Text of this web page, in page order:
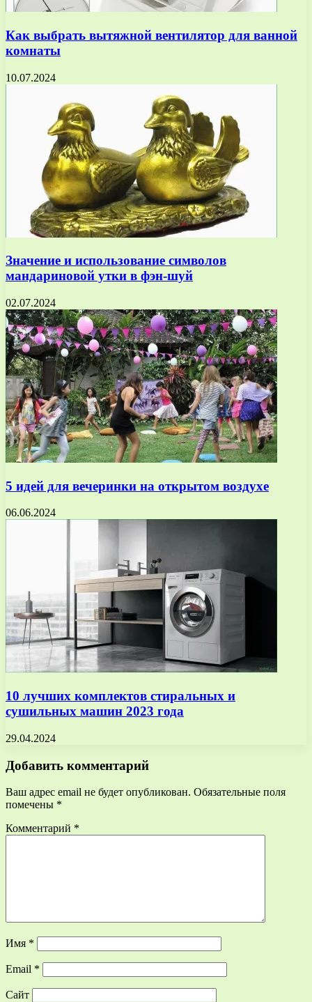
Как выбрать вытяжной вентилятор для ванной
комнаты
10.07.2024
Значение и использование символов
мандариновой утки в фэн-шуй
02.07.2024
5 идей для вечеринки на открытом воздухе
06.06.2024
10 лучших комплектов стиральных и
сушильных машин 2023 года
29.04.2024
Добавить комментарий
Ваш адрес email не будет опубликован. Обязательные поля
помечены *
Комментарий *
Имя *
Email *
Сайт